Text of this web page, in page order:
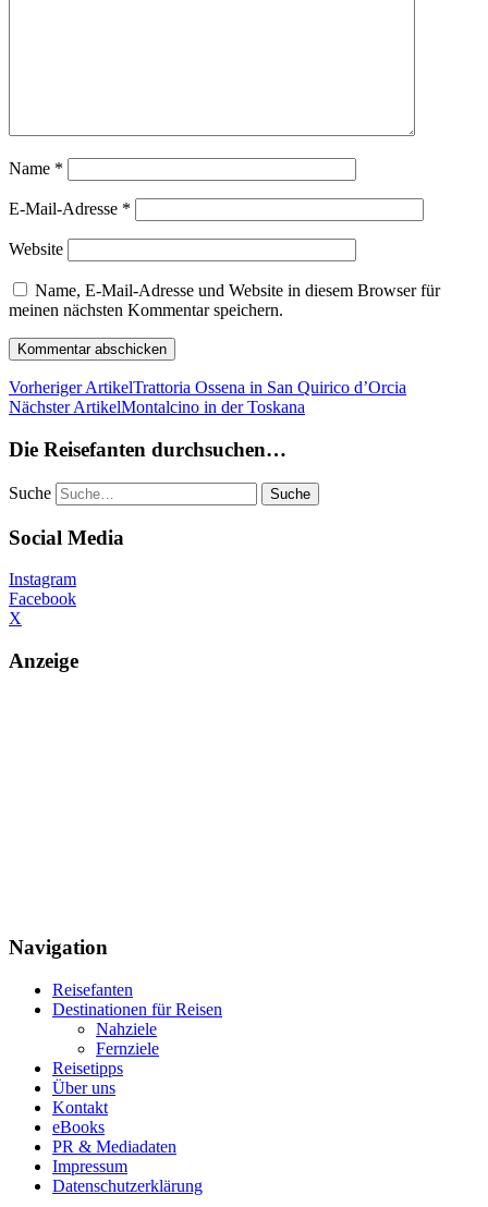
Name *
E-Mail-Adresse *
Website
Name, E-Mail-Adresse und Website in diesem Browser für
meinen nächsten Kommentar speichern.
Vorheriger ArtikelTrattoria Ossena in San Quirico d’Orcia
Nächster ArtikelMontalcino in der Toskana
Die Reisefanten durchsuchen…
Suche
Social Media
Instagram
Facebook
X
Anzeige
Navigation
Reisefanten
Destinationen für Reisen
Nahziele
Fernziele
Reisetipps
Über uns
Kontakt
eBooks
PR & Mediadaten
Impressum
Datenschutzerklärung